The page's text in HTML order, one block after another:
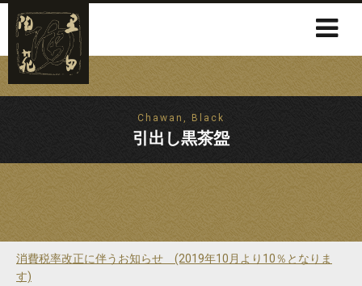
Chawan, Black
引出し黒茶盌
消費税率改正に伴うお知らせ (2019年10月より10％となりま
す)